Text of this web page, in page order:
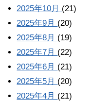
2025年10月 (21)
2025年9月 (20)
2025年8月 (19)
2025年7月 (22)
2025年6月 (21)
2025年5月 (20)
2025年4月 (21)